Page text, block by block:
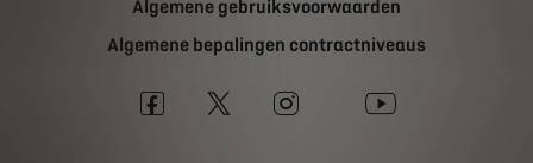
Algemene gebruiksvoorwaarden
Algemene bepalingen contractniveaus